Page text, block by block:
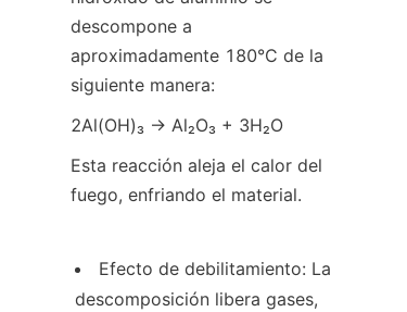
descompone a
aproximadamente 180°C de la
siguiente manera:
2Al(OH)₃ → Al₂O₃ + 3H₂O
Esta reacción aleja el calor del
fuego, enfriando el material.
Efecto de debilitamiento: La
descomposición libera gases,